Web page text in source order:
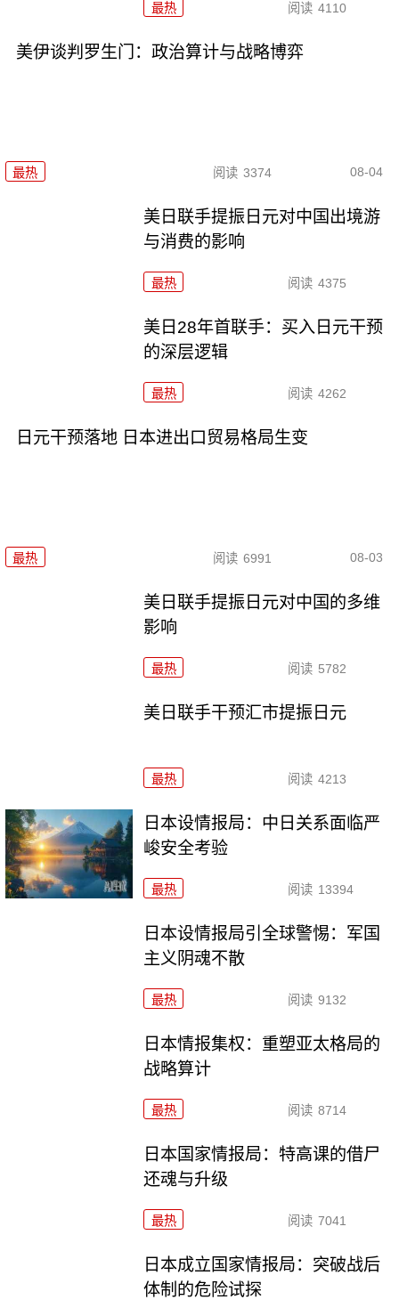
最热 阅读 4110
美伊谈判罗生门：政治算计与战略博弈
最热 阅读 3374 08-04
美日联手提振日元对中国出境游
与消费的影响
最热 阅读 4375
美日28年首联手：买入日元干预
的深层逻辑
最热 阅读 4262
日元干预落地 日本进出口贸易格局生变
最热 阅读 6991 08-03
美日联手提振日元对中国的多维
影响
最热 阅读 5782
美日联手干预汇市提振日元
最热 阅读 4213
日本设情报局：中日关系面临严
峻安全考验
最热 阅读 13394
日本设情报局引全球警惕：军国
主义阴魂不散
最热 阅读 9132
日本情报集权：重塑亚太格局的
战略算计
最热 阅读 8714
日本国家情报局：特高课的借尸
还魂与升级
最热 阅读 7041
日本成立国家情报局：突破战后
体制的危险试探